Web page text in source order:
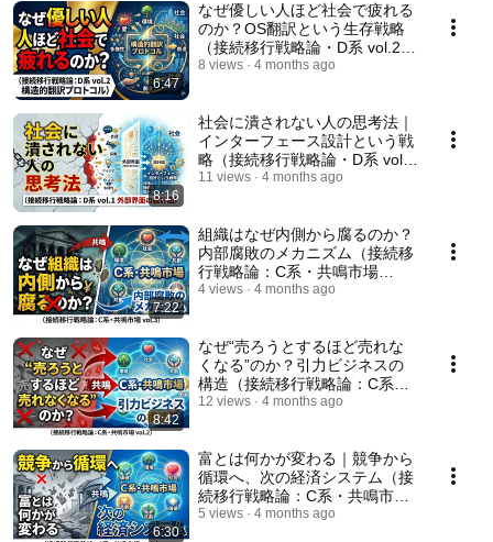
6:47
なぜ優しい人ほど社会で疲れる
のか？OS翻訳という生存戦略
（接続移行戦略論・D系 vol.2
構造的翻訳プロトコル）
8 views 4 months ago
8:16
社会に潰されない人の思考法｜
インターフェース設計という戦
略（接続移行戦略論・D系 vol.1
外部界面の設計図）
11 views 4 months ago
7:22
組織はなぜ内側から腐るのか？
内部腐敗のメカニズム（接続移
行戦略論：C系・共鳴市場
vol.3）
4 views 4 months ago
8:42
なぜ“売ろうとするほど売れな
くなる”のか？引力ビジネスの
構造（接続移行戦略論：C系・
共鳴市場 vol.2）
12 views 4 months ago
6:30
富とは何かが変わる｜競争から
循環へ、次の経済システム（接
続移行戦略論：C系・共鳴市場
vol.1）
5 views 4 months ago